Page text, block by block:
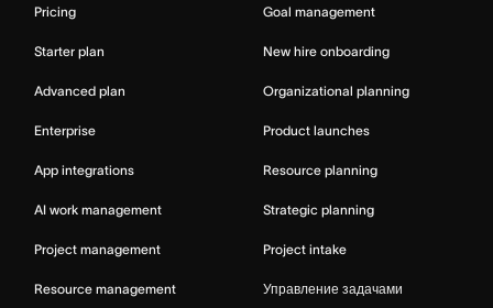
Pricing
Starter plan
Advanced plan
Enterprise
App integrations
AI work management
Project management
Resource management
Goal management
New hire onboarding
Organizational planning
Product launches
Resource planning
Strategic planning
Project intake
Управление задачами